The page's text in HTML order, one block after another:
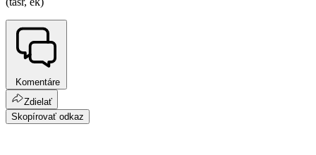
Komentáre
Zdielať
Skopírovať odkaz